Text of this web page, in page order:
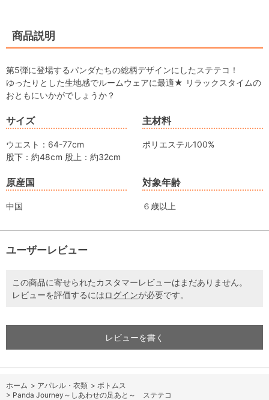
商品説明
第5弾に登場するパンダたちの総柄デザインにしたステテコ！
ゆったりとした生地感でルームウェアに最適★ リラックスタイムの
おともにいかがでしょうか？
サイズ
ウエスト：64-77cm
股下：約48cm 股上：約32cm
主材料
ポリエステル100%
原産国
中国
対象年齢
６歳以上
ユーザーレビュー
この商品に寄せられたカスタマーレビューはまだありません。
レビューを評価するにはログインが必要です。
レビューを書く
ホーム > アパレル・衣類 > ボトムス
> Panda Journey～しあわせの足あと～ ステテコ